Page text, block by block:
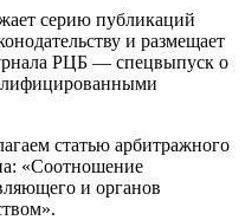
серию публикаций
и размещает
РЦБ — спецвыпуск о
статью арбитражного
«Соотношение
и органов